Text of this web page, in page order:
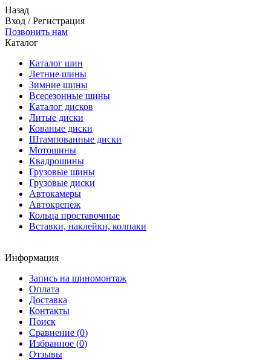
Назад
Вход /Регистрация
Позвонить нам
Каталог
Каталог шин
Летние шины
Зимние шины
Всесезонные шины
Каталог дисков
Литые диски
Кованые диски
Штампованные диски
Мотошины
Квадрошины
Грузовые шины
Грузовые диски
Автокамеры
Автокрепеж
Кольца проставочные
Вставки, наклейки, колпаки
Информация
Запись на шиномонтаж
Оплата
Доставка
Контакты
Поиск
Сравнение (0)
Избранное (0)
Отзывы